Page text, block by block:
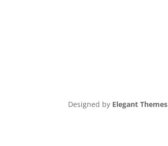
Designed by Elegant Themes